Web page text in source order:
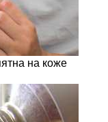
на коже